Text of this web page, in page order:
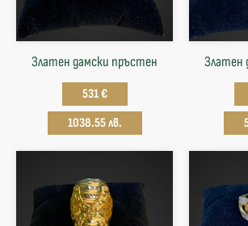
Златен дамски пръстен
531 €
1038.55 лв.
Златен